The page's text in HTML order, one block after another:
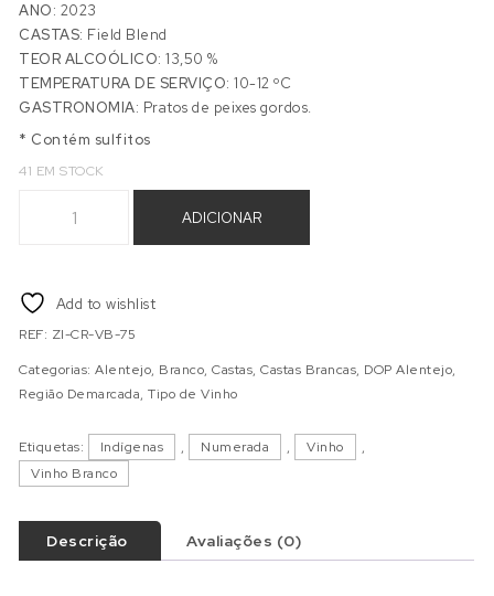
ANO: 2023
CASTAS: Field Blend
TEOR ALCOÓLICO:13,50 %
TEMPERATURA DE SERVIÇO: 10-12 ºC
GASTRONOMIA: Pratos de peixes gordos.
* Contém sulfitos
41 EM STOCK
ADICIONAR
Add to wishlist
REF: ZI-CR-VB-75
Categorias:Alentejo, Branco,Castas,Castas Brancas, DOP Alentejo,
Região Demarcada,Tipo de Vinho
Etiquetas: Indígenas , Numerada , Vinho
,
Vinho Branco
Descrição Avaliações (0)